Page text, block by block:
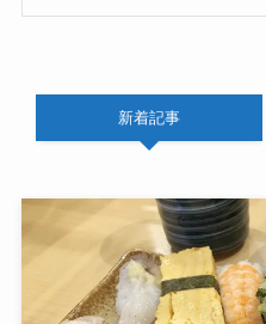
新着記事